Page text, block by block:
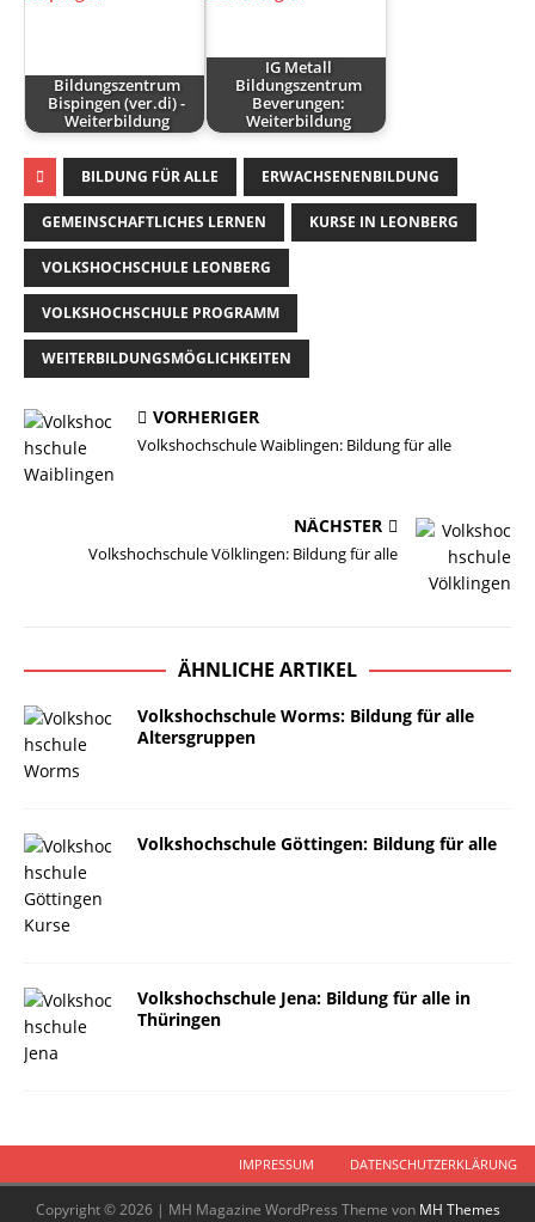
Bildungszentrum
Bispingen (ver.di) -
Weiterbildung
IG Metall
Bildungszentrum
Beverungen:
Weiterbildung
BILDUNG FÜR ALLE ERWACHSENENBILDUNG
GEMEINSCHAFTLICHES LERNEN KURSE IN LEONBERG
VOLKSHOCHSCHULE LEONBERG
VOLKSHOCHSCHULE PROGRAMM
WEITERBILDUNGSMÖGLICHKEITEN
VORHERIGER
Volkshochschule Waiblingen: Bildung für alle
NÄCHSTER
Volkshochschule Völklingen: Bildung für alle
ÄHNLICHE ARTIKEL
Volkshochschule Worms: Bildung für alle
Altersgruppen
Volkshochschule Göttingen: Bildung für alle
Volkshochschule Jena: Bildung für alle in
Thüringen
IMPRESSUM DATENSCHUTZERKLÄRUNG
Copyright © 2026 | MH Magazine WordPress Theme von MH Themes